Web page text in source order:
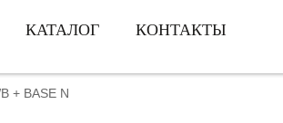
КАТАЛОГ КОНТАКТЫ
+ BASE N